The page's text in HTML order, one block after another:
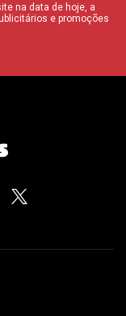
na data de hoje, a
e promoções